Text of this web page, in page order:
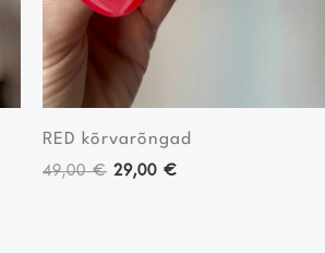
RED kõrvarõngad
49,00€ 29,00 €